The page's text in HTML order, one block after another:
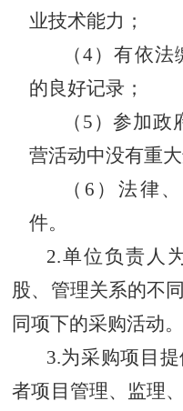
业技术能力；
（4）有依
的良好记录；
（5）参加
营活动中没有重大
（6）法律
件。
2.单位负责人
股、管理关系的不
同项下的采购活动。
3.为采购项目
者项目管理、监理